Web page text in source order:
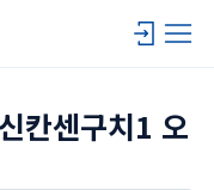
칸센구치1 오